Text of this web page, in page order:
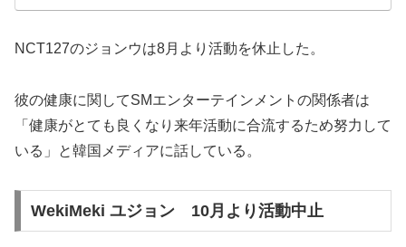
NCT127のジョンウは8月より活動を休止した。
彼の健康に関してSMエンターテインメントの関係者は
「健康がとても良くなり来年活動に合流するため努力して
いる」と韓国メディアに話している。
WekiMeki ユジョン 10月より活動中止